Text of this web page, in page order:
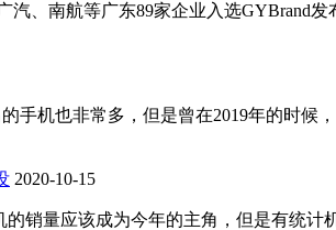
、南航等广东89家企业入选GYBrand
手机也非常多，但是曾在2019年的时
2020-10-15
销量应该成为今年的主角，但是有统